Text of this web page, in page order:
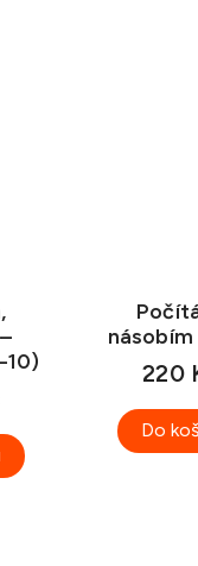
220
Do